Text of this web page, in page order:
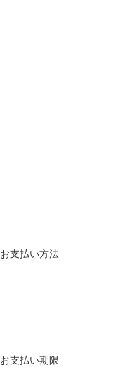
お支払い方法
お支払い期限